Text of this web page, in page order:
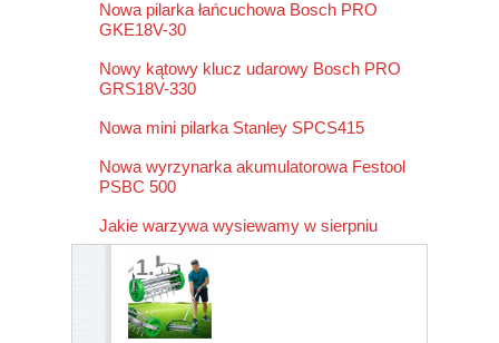
1.
Nowa pilarka łańcuchowa Bosch PRO
GKE18V-30
Nowy kątowy klucz udarowy Bosch PRO
GRS18V-330
Nowa mini pilarka Stanley SPCS415
Nowa wyrzynarka akumulatorowa Festool
PSBC 500
Jakie warzywa wysiewamy w sierpniu